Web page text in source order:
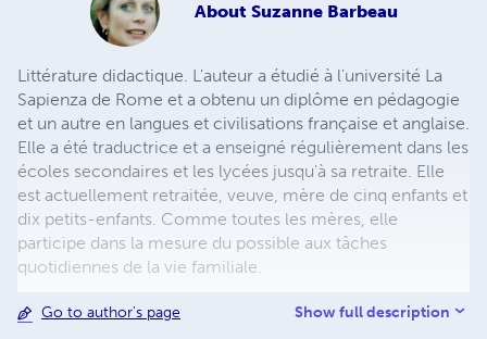
About Suzanne Barbeau
Littérature didactique. L'auteur a étudié à l'université La
Sapienza de Rome et a obtenu un diplôme en pédagogie
et un autre en langues et civilisations française et anglaise.
Elle a été traductrice et a enseigné régulièrement dans les
écoles secondaires et les lycées jusqu'à sa retraite. Elle
est actuellement retraitée, veuve, mère de cinq enfants et
dix petits-enfants. Comme toutes les mères, elle
participe dans la mesure du possible aux tâches
quotidiennes de la vie familiale.
Go to author's page Show full description